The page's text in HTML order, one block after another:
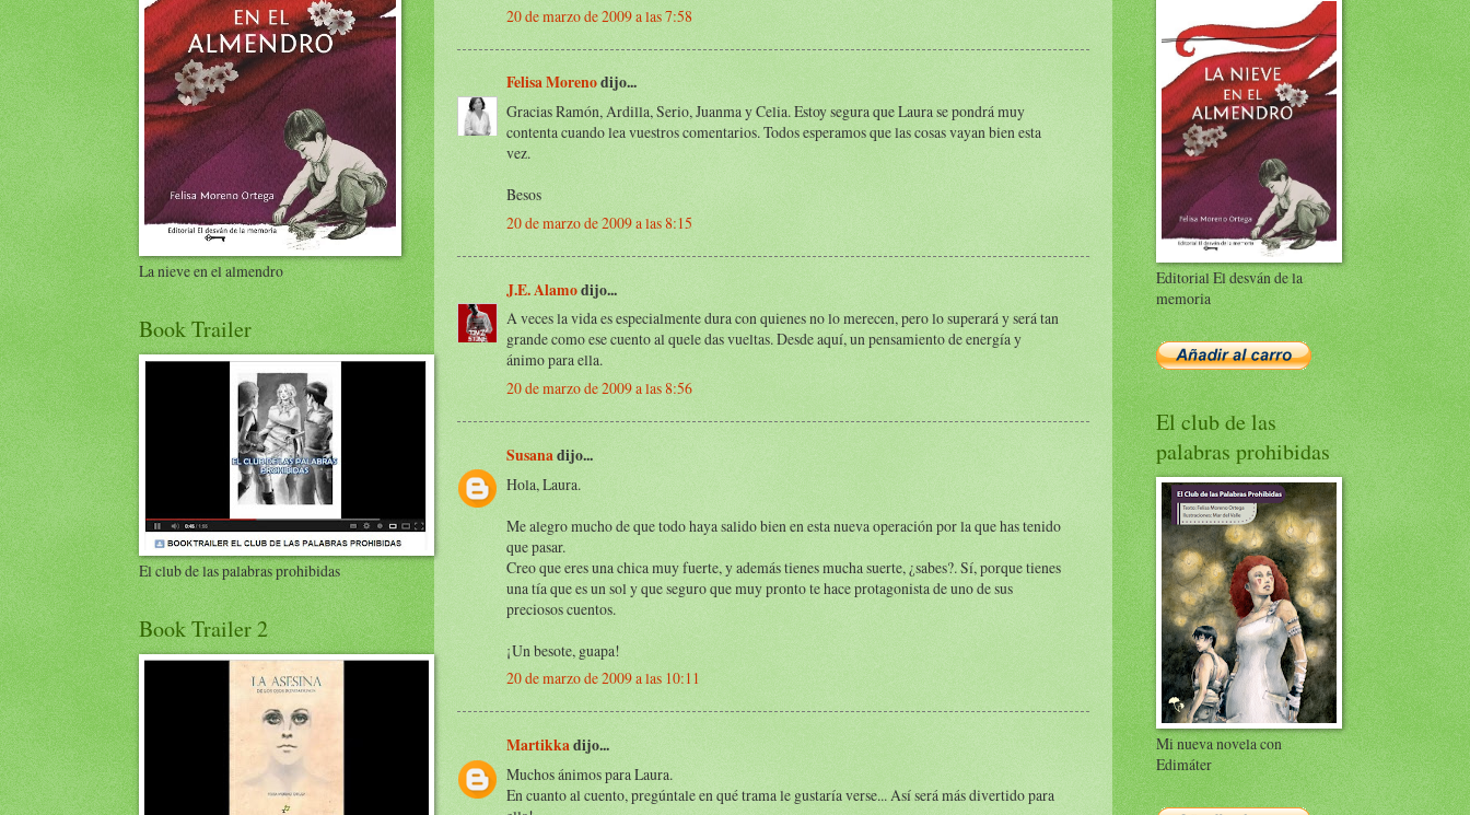
20 de marzo de 2009 a las 7:58
Felisa Morenodijo...
Gracias Ramón, Ardilla, Serio, Juanma y Celia. Estoy segura que Laura se pondrá muy
contenta cuando lea vuestros comentarios. Todos esperamos que las cosas vayan bien esta
vez.
Besos
20 de marzo de 2009 a las 8:15
J.E. Alamodijo...
A veces la vida es especialmente dura con quienes no lo merecen, pero lo superará y será tan
grande como ese cuento al quele das vueltas. Desde aquí, un pensamiento de energía y
ánimo para ella.
20 de marzo de 2009 a las 8:56
Susanadijo...
Hola, Laura.
Me alegro mucho de que todo haya salido bien en esta nueva operación por la que has tenido
que pasar.
Creo que eres una chica muy fuerte, y además tienes mucha suerte, ¿sabes?. Sí, porque tienes
una tía que es un sol y que seguro que muy pronto te hace protagonista de uno de sus
preciosos cuentos.
¡Un besote, guapa!
20 de marzo de 2009 a las 10:11
Martikkadijo...
Muchos ánimos para Laura.
En cuanto al cuento, pregúntale en qué trama le gustaría verse... Así será más divertido para
La nieve en el almendro
Book Trailer
El club de las palabras prohibidas
Book Trailer 2
Editorial El desván de la
memoria
El club de las
palabras prohibidas
Mi nueva novela con
Edimáter